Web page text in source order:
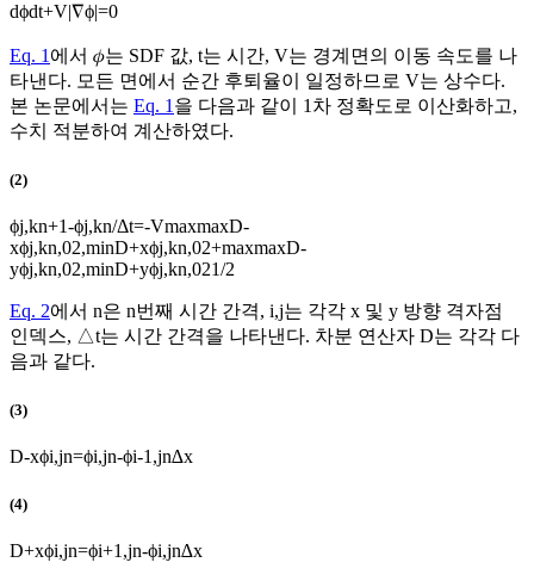
dϕdt+V|∇ϕ|=0
Eq. 1 에서 𝜙는 SDF 값, t는 시간, V는 경계면의 이동 속도를 나
타낸다. 모든 면에서 순간 후퇴율이 일정하므로 V는 상수다.
본 논문에서는 Eq. 1 을 다음과 같이 1차 정확도로 이산화하고,
수치 적분하여 계산하였다.
(2)
ϕj,kn+1-ϕj,kn/Δt=-VmaxmaxD-
xϕj,kn,02,minD+xϕj,kn,02+maxmaxD-
yϕj,kn,02,minD+yϕj,kn,021/2
Eq. 2에서 n은 n번째 시간 간격, i,j는 각각 x 및 y 방향 격자점
인덱스, △t는 시간 간격을 나타낸다. 차분 연산자 D는 각각 다
음과 같다.
(3)
D-xϕi,jn=ϕi,jn-ϕi-1 ,jn∆x
(4)
D+xϕi,jn=ϕi+1 ,jn-ϕi,jn∆x